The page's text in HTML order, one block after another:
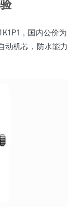
，国内公价为
动机芯，防水能力